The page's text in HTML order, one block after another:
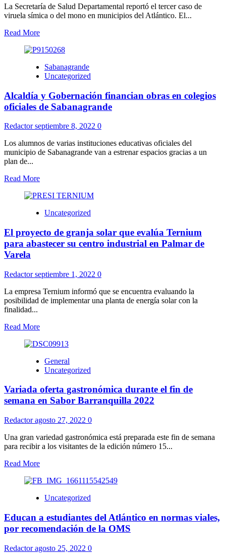
La Secretaría de Salud Departamental reportó el tercer caso de
viruela símica o del mono en municipios del Atlántico. El...
Read More
Sabanagrande
Uncategorized
Alcaldía y Gobernación financian obras en colegios
oficiales de Sabanagrande
Redactorseptiembre 8, 2022 0
Los alumnos de varias instituciones educativas oficiales del
municipio de Sabanagrande van a estrenar espacios gracias a un
plan de...
Read More
Uncategorized
El proyecto de granja solar que evalúa Ternium
para abastecer su centro industrial en Palmar de
Varela
Redactorseptiembre 1, 2022 0
La empresa Ternium informó que se encuentra evaluando la
posibilidad de implementar una planta de energía solar con la
finalidad...
Read More
General
Uncategorized
Variada oferta gastronómica durante el fin de
semana en Sabor Barranquilla 2022
Redactoragosto 27, 2022 0
Una gran variedad gastronómica está preparada este fin de semana
para recibir a los visitantes de la edición número 15...
Read More
Uncategorized
Educan a estudiantes del Atlántico en normas viales,
por recomendación de la OMS
Redactoragosto 25, 2022 0